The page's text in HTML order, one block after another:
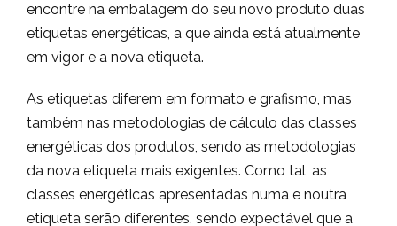
encontre na embalagem do seu novo produto duas
etiquetas energéticas, a que ainda está atualmente
em vigor e a nova etiqueta.
As etiquetas diferem em formato e grafismo, mas
também nas metodologias de cálculo das classes
energéticas dos produtos, sendo as metodologias
da nova etiqueta mais exigentes. Como tal, as
classes energéticas apresentadas numa e noutra
etiqueta serão diferentes, sendo expectável que a